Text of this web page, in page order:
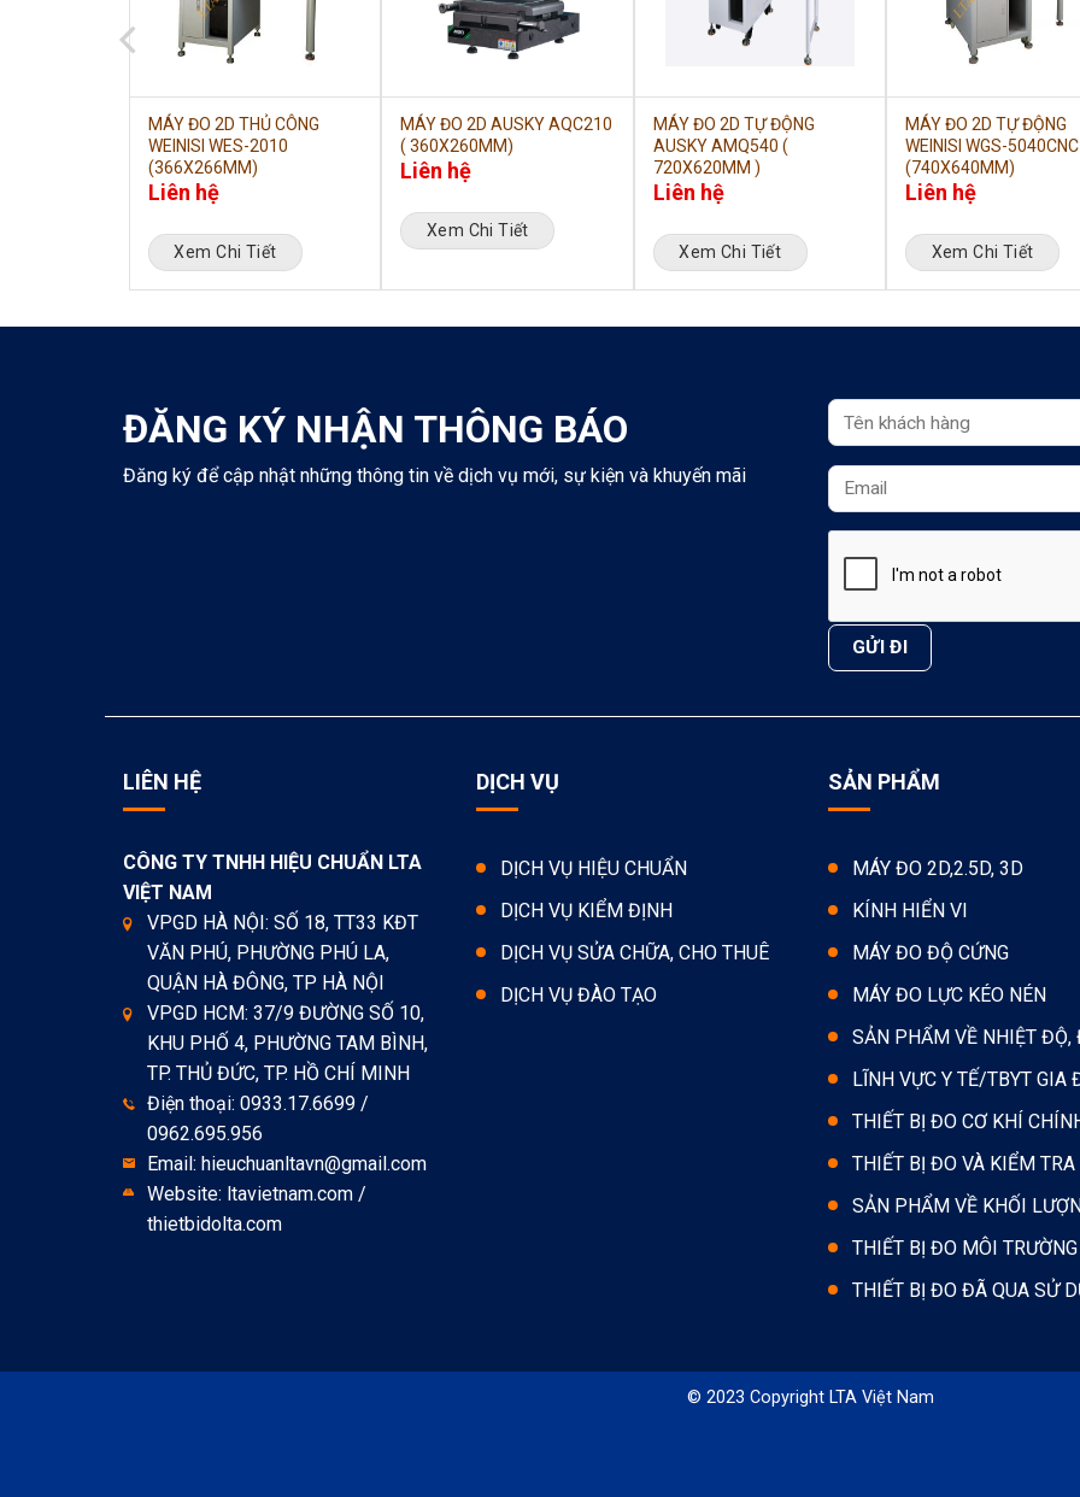
MÁY ĐO 2D THỦ CÔNG
WEINISI WES-2010
(366X266MM)
Liên hệ
Xem Chi Tiết
MÁY ĐO 2D AUSKY AQC210
( 360X260MM)
Liên hệ
Xem Chi Tiết
MÁY ĐO 2D TỰ ĐỘNG
AUSKY AMQ540 (
720X620MM )
Liên hệ
Xem Chi Tiết
MÁY ĐO 2D TỰ ĐỘNG
WEINISI WGS-5040CNC
(740X640MM)
Liên hệ
Xem Chi Tiết
ĐĂNG KÝ NHẬN THÔNG BÁO
Đăng ký để cập nhật những thông tin về dịch vụ mới, sự kiện và khuyến mãi
LIÊN HỆ
CÔNG TY TNHH HIỆU CHUẨN LTA
VIỆT NAM
VPGD HÀ NỘI: SỐ 18, TT33 KĐT
VĂN PHÚ, PHƯỜNG PHÚ LA,
QUẬN HÀ ĐÔNG, TP HÀ NỘI
VPGD HCM: 37/9 ĐƯỜNG SỐ 10,
KHU PHỐ 4, PHƯỜNG TAM BÌNH,
TP. THỦ ĐỨC, TP. HỒ CHÍ MINH
Điện thoại: 0933.17.6699 /
0962.695.956
Email: hieuchuanltavn@gmail.com
Website: ltavietnam.com /
thietbidolta.com
DỊCH VỤ
DỊCH VỤ HIỆU CHUẨN
DỊCH VỤ KIỂM ĐỊNH
DỊCH VỤ SỬA CHỮA, CHO THUÊ
DỊCH VỤ ĐÀO TẠO
SẢN PHẨM
MÁY ĐO 2D,2.5D, 3D
KÍNH HIỂN VI
MÁY ĐO ĐỘ CỨNG
MÁY ĐO LỰC KÉO NÉN
SẢN PHẨM VỀ NHIỆT ĐỘ,
LĨNH VỰC Y TẾ/TBYT GIA
THIẾT BỊ ĐO CƠ KHÍ
THIẾT BỊ ĐO VÀ KIỂM
SẢN PHẨM VỀ KHỐI
THIẾT BỊ ĐO MÔI TRƯỜNG
THIẾT BỊ ĐO ĐÃ QUA SỬ
© 2023 Copyright LTA Việt Nam